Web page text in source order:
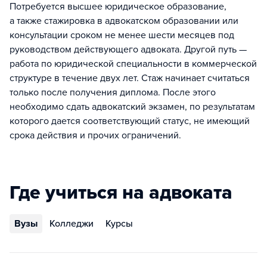
Потребуется высшее юридическое образование,
а также стажировка в адвокатском образовании или
консультации сроком не менее шести месяцев под
руководством действующего адвоката. Другой путь —
работа по юридической специальности в коммерческой
структуре в течение двух лет. Стаж начинает считаться
только после получения диплома. После этого
необходимо сдать адвокатский экзамен, по результатам
которого дается соответствующий статус, не имеющий
срока действия и прочих ограничений.
Где учиться на адвоката
Вузы Колледжи Курсы